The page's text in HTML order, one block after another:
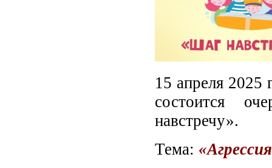
15 апреля 2025
состоится
навстречу».
Тема: